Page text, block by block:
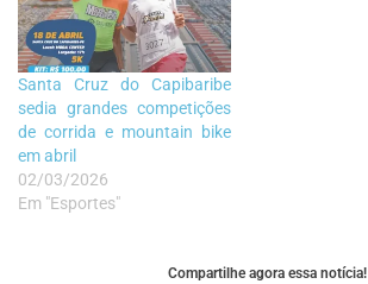
Santa Cruz do Capibaribe
sedia grandes competições
de corrida e mountain bike
em abril
02/03/2026
Em "Esportes"
Compartilhe agora essa notícia!